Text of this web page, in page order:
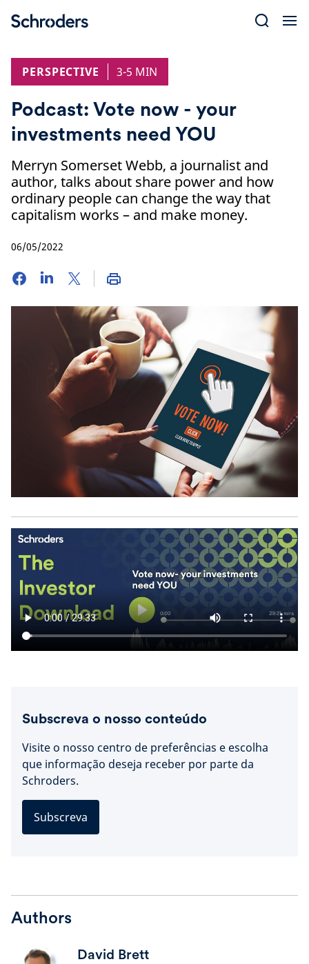
PERSPECTIVE
3-5 MIN
Podcast: Vote now - your
investments need YOU
Merryn Somerset Webb, a journalist and
author, talks about share power and how
ordinary people can change the way that
capitalism works – and make money.
06/05/2022
Subscreva o nosso conteúdo
Visite o nosso centro de preferências e escolha
que informação deseja receber por parte da
Schroders.
Subscreva
Authors
David Brett